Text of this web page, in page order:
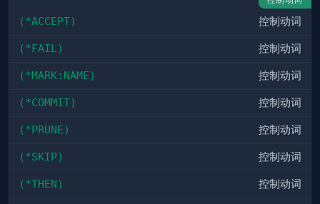
(*ACCEPT) 控制动词
(*FAIL) 控制动词
(*MARK:NAME) 控制动词
(*COMMIT) 控制动词
(*PRUNE) 控制动词
(*SKIP) 控制动词
(*THEN) 控制动词